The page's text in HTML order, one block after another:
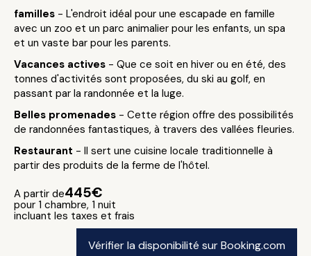
familles - L'endroit idéal pour une escapade en famille
avec un zoo et un parc animalier pour les enfants, un spa
et un vaste bar pour les parents.
Vacances actives - Que ce soit en hiver ou en été, des
tonnes d'activités sont proposées, du ski au golf, en
passant par la randonnée et la luge.
Belles promenades - Cette région offre des possibilités
de randonnées fantastiques, à travers des vallées fleuries.
Restaurant - Il sert une cuisine locale traditionnelle à
partir des produits de la ferme de l'hôtel.
A partir de445€
pour 1 chambre, 1 nuit
incluant les taxes et frais
Vérifier la disponibilité sur Booking.com